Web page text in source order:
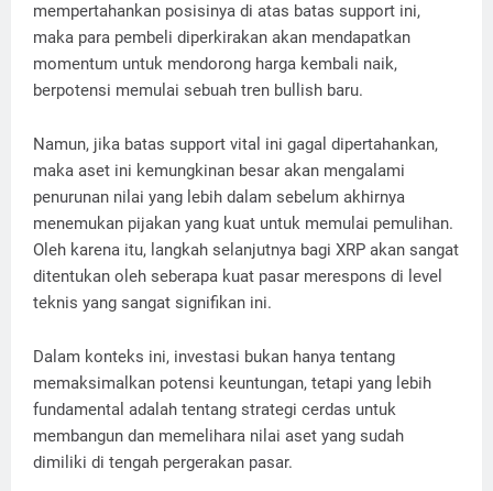
mempertahankan posisinya di atas batas support ini,
maka para pembeli diperkirakan akan mendapatkan
momentum untuk mendorong harga kembali naik,
berpotensi memulai sebuah tren bullish baru.
Namun, jika batas support vital ini gagal dipertahankan,
maka aset ini kemungkinan besar akan mengalami
penurunan nilai yang lebih dalam sebelum akhirnya
menemukan pijakan yang kuat untuk memulai pemulihan.
Oleh karena itu, langkah selanjutnya bagi XRP akan sangat
ditentukan oleh seberapa kuat pasar merespons di level
teknis yang sangat signifikan ini.
Dalam konteks ini, investasi bukan hanya tentang
memaksimalkan potensi keuntungan, tetapi yang lebih
fundamental adalah tentang strategi cerdas untuk
membangun dan memelihara nilai aset yang sudah
dimiliki di tengah pergerakan pasar.